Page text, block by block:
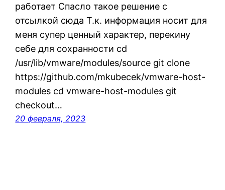
работает Спасло такое решение с
отсылкой сюда Т.к. информация носит для
меня супер ценный характер, перекину
себе для сохранности cd
/usr/lib/vmware/modules/source git clone
https://github.com/mkubecek/vmware-host-
modules cd vmware-host-modules git
checkout…
20 февраля, 2023